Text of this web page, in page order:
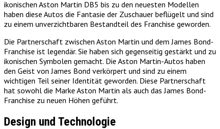
ikonischen Aston Martin DB5 bis zu den neuesten Modellen
haben diese Autos die Fantasie der Zuschauer beflügelt und sind
zu einem unverzichtbaren Bestandteil des Franchise geworden.
Die Partnerschaft zwischen Aston Martin und dem James Bond-
Franchise ist legendär. Sie haben sich gegenseitig gestärkt und zu
ikonischen Symbolen gemacht. Die Aston Martin-Autos haben
den Geist von James Bond verkörpert und sind zu einem
wichtigen Teil seiner Identität geworden. Diese Partnerschaft
hat sowohl die Marke Aston Martin als auch das James Bond-
Franchise zu neuen Höhen geführt.
Design und Technologie